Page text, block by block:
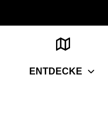
ENTDECKE